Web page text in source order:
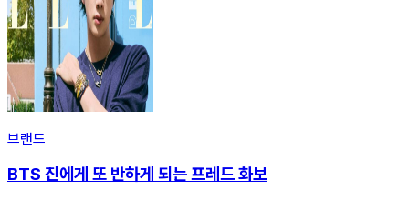
브랜드
BTS 진에게 또 반하게 되는 프레드 화보